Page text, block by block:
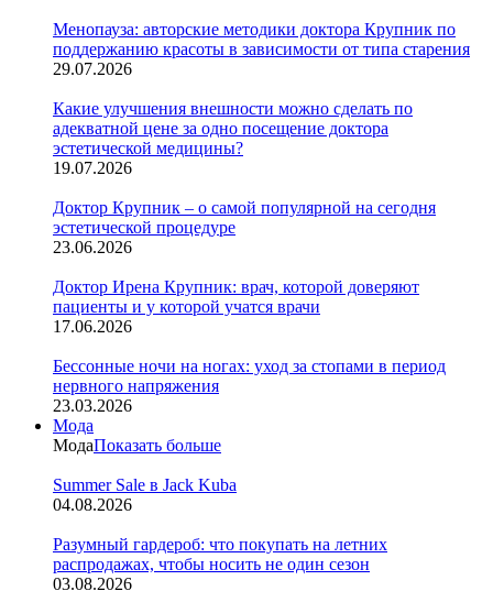
Менопауза: авторские методики доктора Крупник по
поддержанию красоты в зависимости от типа старения
29.07.2026
Какие улучшения внешности можно сделать по
адекватной цене за одно посещение доктора
эстетической медицины?
19.07.2026
Доктор Крупник – о самой популярной на сегодня
эстетической процедуре
23.06.2026
Доктор Ирена Крупник: врач, которой доверяют
пациенты и у которой учатся врачи
17.06.2026
Бессонные ночи на ногах: уход за стопами в период
нервного напряжения
23.03.2026
Мода
МодаПоказать больше
Summer Sale в Jack Kuba
04.08.2026
Разумный гардероб: что покупать на летних
распродажах, чтобы носить не один сезон
03.08.2026